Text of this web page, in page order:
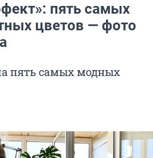
пять самых
цветов — фото
пять самых модных